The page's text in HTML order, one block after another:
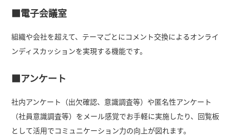
■電子会議室
組織や会社を超えて、テーマごとにコメント交換によるオンライ
ンディスカッションを実現する機能です。
■アンケート
社内アンケート（出欠確認、意識調査等）や匿名性アンケート
（社員意識調査等）をメール感覚でお手軽に実施したり、回覧板
として活用でコミュニケーション力の向上が図れます。